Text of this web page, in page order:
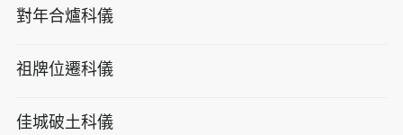
對年合爐科儀
祖牌位遷科儀
佳城破土科儀